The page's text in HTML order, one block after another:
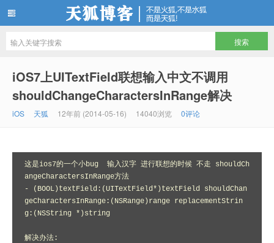
iOS7上UITextField联想输入中文不调用
shouldChangeCharactersInRange解决
iOS 天狐 12年前 (2014-05-16) 14040浏览 0评论
这是ios7的一个小bug  输入汉字 进行联想的时候 不走 shouldCh
angeCharactersInRange方法
- (BOOL)textField:(UITextField*)textField shouldChan
geCharactersInRange:(NSRange)range replacementStrin
g:(NSString *)string
解决办法: